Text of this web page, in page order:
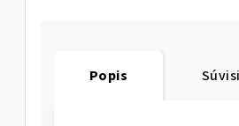
Popis